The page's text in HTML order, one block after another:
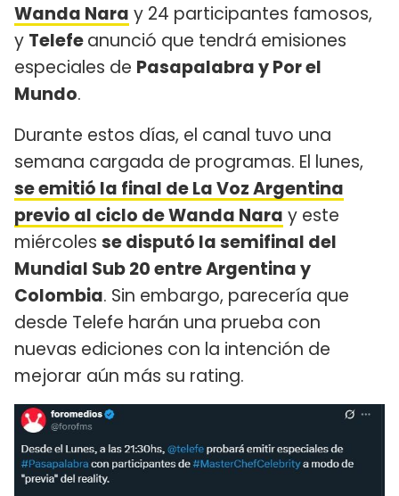
Wanda Nara y 24 participantes famosos,
y Telefeanunció que tendrá emisiones
especiales de Pasapalabra y Por el
Mundo.
Durante estos días, el canal tuvo una
semana cargada de programas. El lunes,
se emitió la final de La Voz Argentina
previo al ciclo de Wanda Nara y este
miércoles se disputó la semifinal del
Mundial Sub 20 entre Argentina y
Colombia. Sin embargo, parecería que
desde Telefe harán una prueba con
nuevas ediciones con la intención de
mejorar aún más su rating.